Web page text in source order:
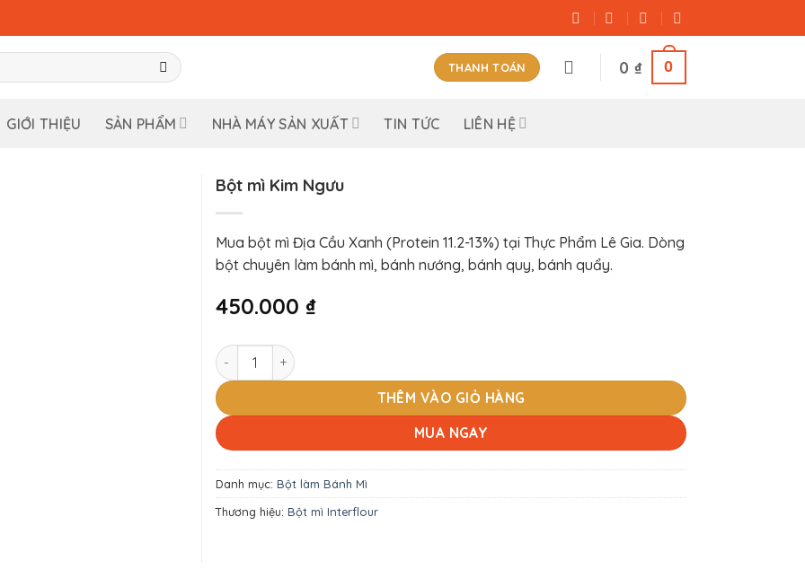
THANH TOÁN 0 ₫ 0
GIỚI THIỆU SẢN PHẨM NHÀ MÁY SẢN XUẤT TIN TỨC LIÊN HỆ
Bột mì Kim Ngưu
Mua bột mì Địa Cầu Xanh (Protein 11.2-13%) tại Thực Phẩm Lê Gia. Dòng
bột chuyên làm bánh mì, bánh nướng, bánh quy, bánh quẩy.
450.000 ₫
Bột mì Kim Ngưu số lượng
THÊM VÀO GIỎ HÀNG
MUA NGAY
Danh mục: Bột làm Bánh Mì
Thương hiệu: Bột mì Interflour